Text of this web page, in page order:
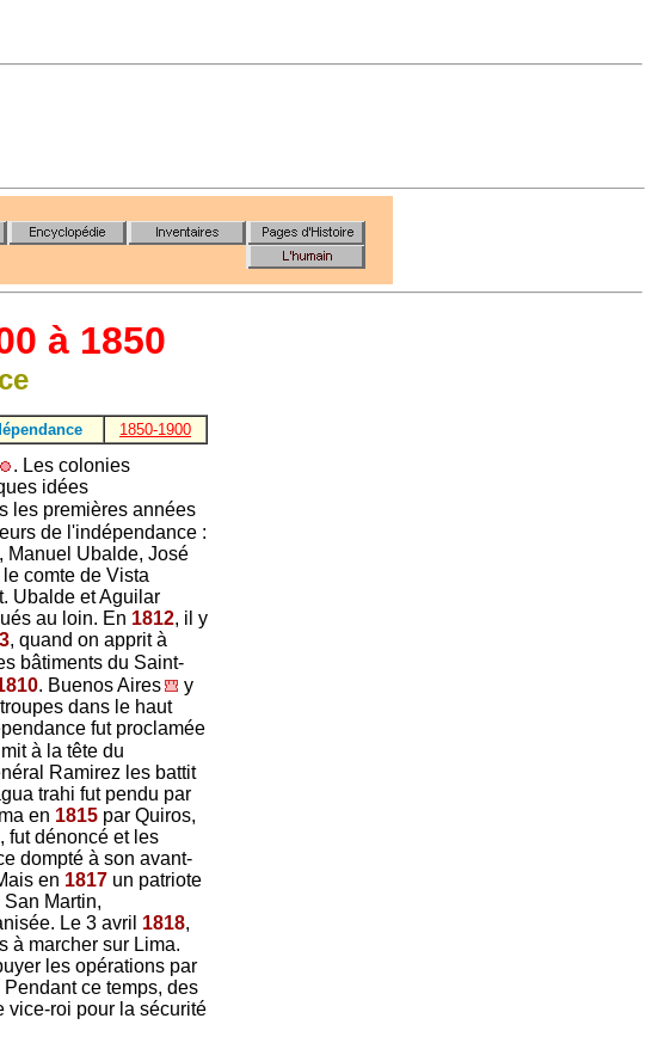
à 1850
1850-1900
. Les colonies
idées
les premières années
de l'indépendance :
Manuel Ubalde, José
comte de Vista
Ubalde et Aguilar
au loin. En 1812, il y
, quand on apprit à
bâtiments du Saint-
. Buenos Aires
y
dans le haut
fut proclamée
à la tête du
Ramirez les battit
trahi fut pendu par
en 1815 par Quiros,
fut dénoncé et les
dompté à son avant-
en 1817 un patriote
Martin,
Le 3 avril 1818,
à marcher sur Lima.
les opérations par
ce temps, des
vice-roi pour la sécurité